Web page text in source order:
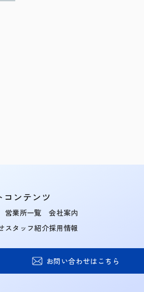
コンテンツ
営業所一覧
スタッフ紹介
会社案内
採用情報
お問い合わせはこちら